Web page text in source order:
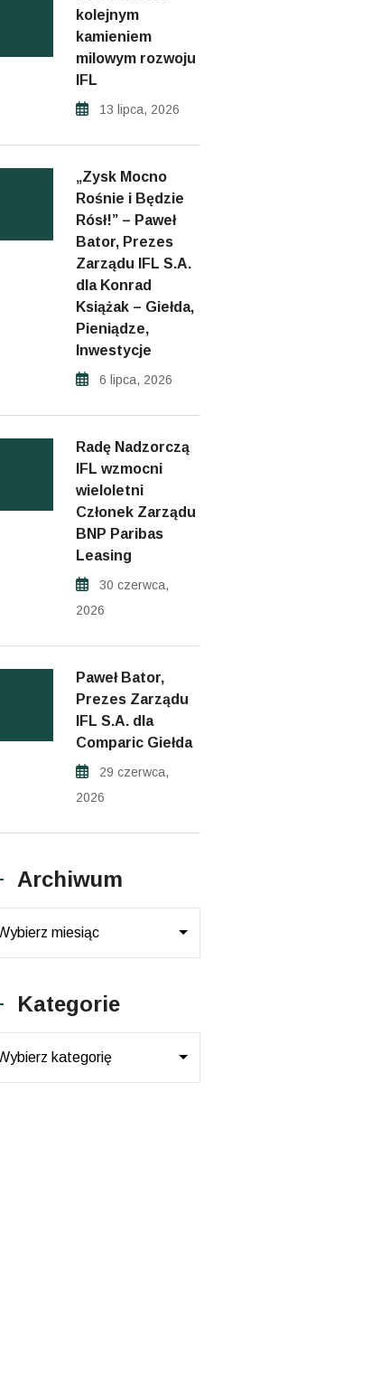
kolejnym
kamieniem
milowym rozwoju
IFL
13 lipca, 2026
„Zysk Mocno
Rośnie i Będzie
Rósł!” – Paweł
Bator, Prezes
Zarządu IFL S.A.
dla Konrad
Książak – Giełda,
Pieniądze,
Inwestycje
6 lipca, 2026
Radę Nadzorczą
IFL wzmocni
wieloletni
Członek Zarządu
BNP Paribas
Leasing
30 czerwca,
2026
Paweł Bator,
Prezes Zarządu
IFL S.A. dla
Comparic Giełda
29 czerwca,
2026
Archiwum
Kategorie